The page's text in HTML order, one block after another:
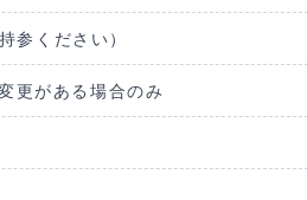
参ください）
更がある場合のみ